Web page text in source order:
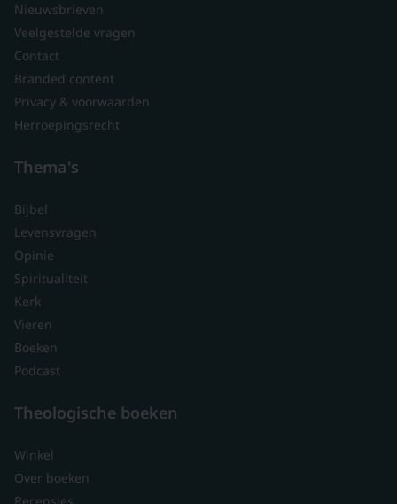
Nieuwsbrieven
Veelgestelde vragen
Contact
Branded content
Privacy & voorwaarden
Herroepingsrecht
Thema's
Bijbel
Levensvragen
Opinie
Spiritualiteit
Kerk
Vieren
Boeken
Podcast
Theologische boeken
Winkel
Over boeken